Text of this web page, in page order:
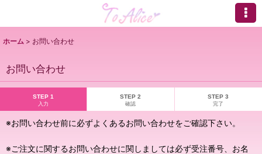
ホーム > お問い合わせ
お問い合わせ
STEP 1
入力
STEP 2
確認
STEP 3
完了
※お問い合わせ前に必ずよくあるお問い合わせをご確認下さい。
※ご注文に関するお問い合わせに関しましては必ず受注番号、お名